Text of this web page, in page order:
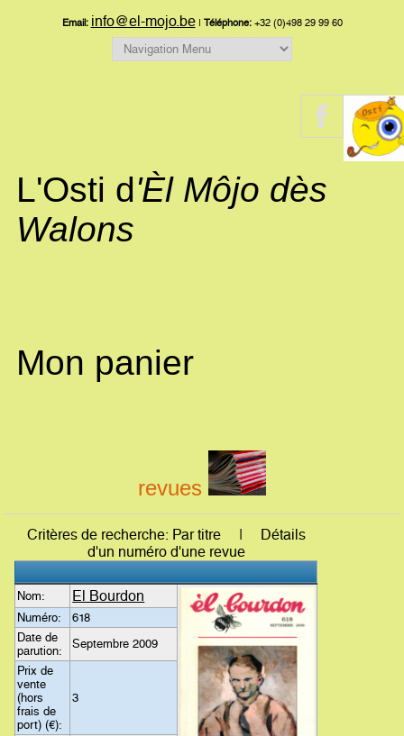
Email: info@el-mojo.be| Téléphone:+32 (0)498 29 99 60
L'Osti d'Èl Môjo dès
Walons
Mon panier
revues
Critères de recherche: Par titre | Détails
d'un numéro d'une revue
Nom: El Bourdon
Numéro:
618
Date de
parution:
Septembre 2009
Prix de
vente
(hors
frais de
port) (€):
3